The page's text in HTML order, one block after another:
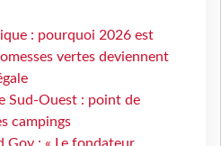
: pourquoi 2026 est
vertes deviennent
Sud-Ouest : point de
campings
Goy : « Le fondateur